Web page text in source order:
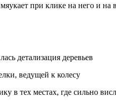
при клике на него и на
детализация деревьев
ведущей к колесу
в тех местах, где сильно